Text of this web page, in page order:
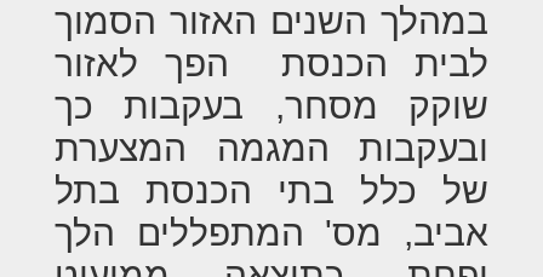
במהלך השנים האזור הסמוך
לבית הכנסת הפך לאזור
שוקק מסחר, בעקבות כך
ובעקבות המגמה המצערת
של כלל בתי הכנסת בתל
אביב, מס' המתפללים הלך